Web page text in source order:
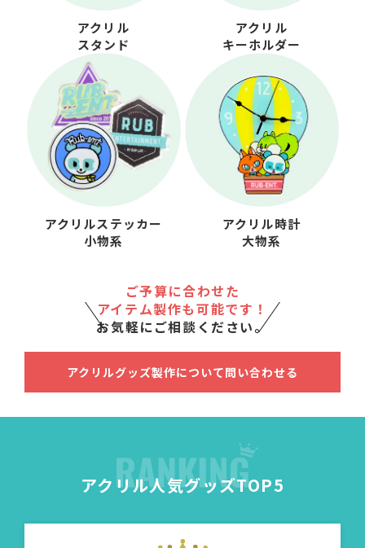
アクリル
スタンド
アクリル
キーホルダー
アクリルステッカー
小物系
アクリル時計
大物系
ご予算に合わせた
アイテム製作も可能です！
お気軽にご相談ください。
アクリルグッズ製作について問い合わせる
アクリル人気グッズTOP5